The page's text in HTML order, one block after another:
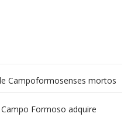
Campoformosenses mortos
em desabamentos são
Formoso adquire